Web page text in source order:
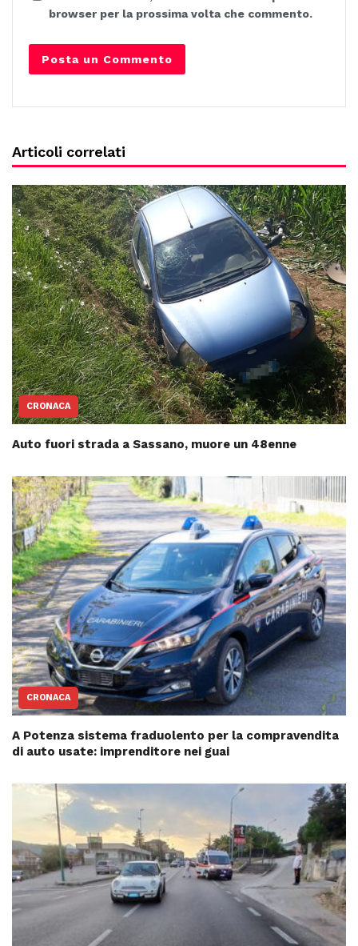
browser per la prossima volta che commento.
Articoli correlati
CRONACA
Auto fuori strada a Sassano, muore un 48enne
CRONACA
A Potenza sistema fraduolento per la compravendita
di auto usate: imprenditore nei guai